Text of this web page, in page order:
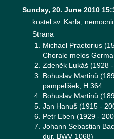
Sunday, 20. June 2010
kostel sv. Karla,
Strana
Michael Praetorius
Chorale melos
Zdeněk Lukáš (1928
Bohuslav Martinů
pampelišek, H.364
Bohuslav Martinů
Jan Hanuš (1915 -
Petr Eben (1929 -
Johann Sebastian
dur, BWV 1068)